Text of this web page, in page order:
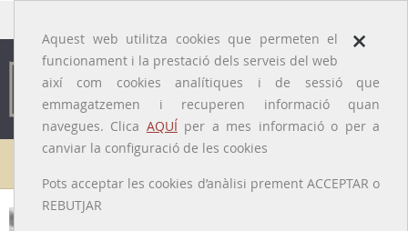
×
Aquest web utilitza cookies que permeten el
funcionament i la prestació dels serveis del web
així com cookies analítiques i de sessió que
emmagatzemen i recuperen informació quan
navegues. Clica AQUÍper a mes informació o per a
canviar la configuració de les cookies
Pots acceptar les cookies d’anàlisi prement ACCEPTAR o
REBUTJAR
Galeria de metges